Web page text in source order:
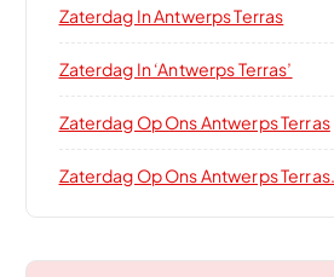
Zaterdag In Antwerps Terras
Zaterdag In ‘Antwerps Terras’
Zaterdag Op Ons Antwerps Terras
Zaterdag Op Ons Antwerps Terras…